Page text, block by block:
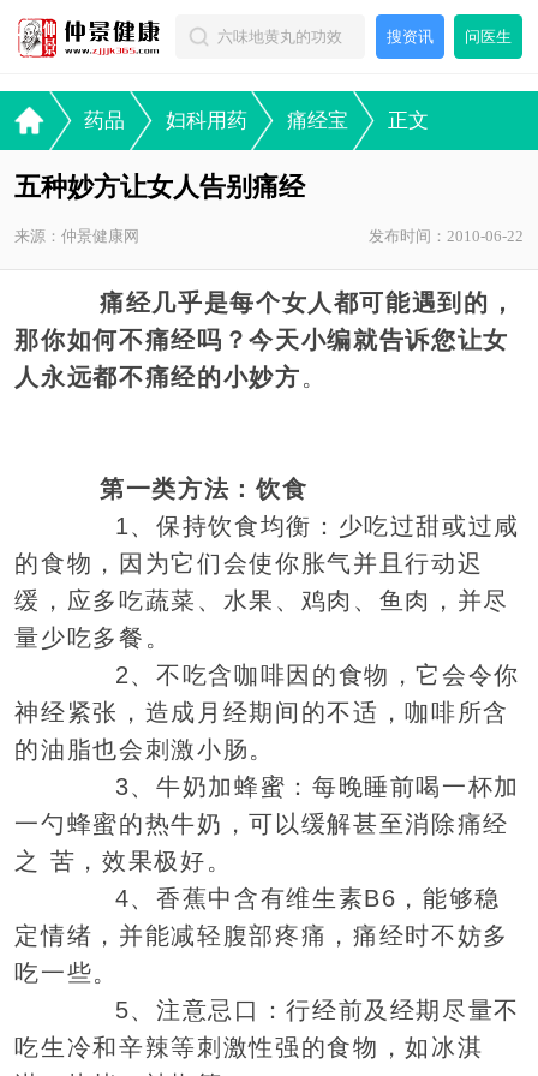
搜资讯 问医生
药品 妇科用药 痛经宝 正文
五种妙方让女人告别痛经
来源：仲景健康网 发布时间：2010-06-22
痛经几乎是每个女人都可能遇到的，
那你如何不痛经吗？今天小编就告诉您让女
人永远都不痛经的小妙方。
第一类方法：饮食
1、保持饮食均衡：少吃过甜或过咸
的食物，因为它们会使你胀气并且行动迟
缓，应多吃蔬菜、水果、鸡肉、鱼肉，并尽
量少吃多餐。
2、不吃含咖啡因的食物，它会令你
神经紧张，造成月经期间的不适，咖啡所含
的油脂也会刺激小肠。
3、牛奶加蜂蜜：每晚睡前喝一杯加
一勺蜂蜜的热牛奶，可以缓解甚至消除痛经
之 苦，效果极好。
4、香蕉中含有维生素B6，能够稳
定情绪，并能减轻腹部疼痛，痛经时不妨多
吃一些。
5、注意忌口：行经前及经期尽量不
吃生冷和辛辣等刺激性强的食物，如冰淇